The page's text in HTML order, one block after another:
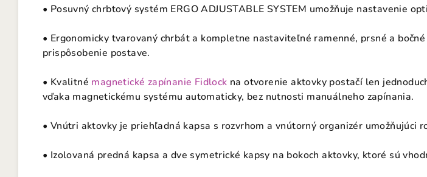
• Posuvný chrbtový systém ERGO ADJUSTABLE SYSTEM umožňuje nastavenie
• Ergonomicky tvarovaný chrbát a kompletne nastaviteľné ramenné, prsné a
prispôsobenie postave.
• Kvalitné magnetické zapínanie Fidlock na otvorenie aktovky postačí len
vďaka magnetickému systému automaticky, bez nutnosti manuálneho zapínania.
• Vnútri aktovky je priehľadná kapsa s rozvrhom a vnútorný organizér umožňujúci
• Izolovaná predná kapsa a dve symetrické kapsy na bokoch aktovky, ktoré sú